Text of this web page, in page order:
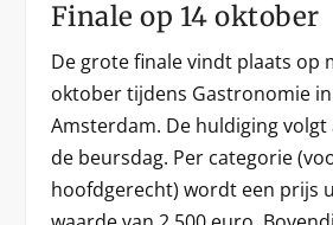
Finale op 14 oktober
De grote finale vindt plaats op
oktober tijdens Gastronomie in
Amsterdam. De huldiging volgt
de beursdag. Per categorie
hoofdgerecht) wordt een prijs